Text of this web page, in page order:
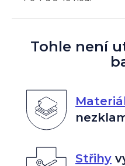
Tohle není
Střihy